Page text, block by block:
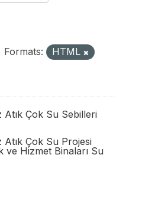
Formats: HTML
Atık Çok Su Sebilleri
Atık Çok Su Projesi
ve Hizmet Binaları Su